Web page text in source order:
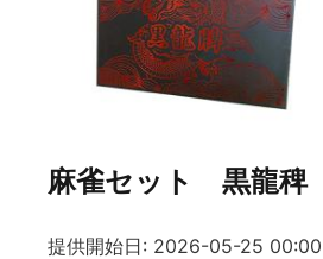
麻雀セット 黒龍稗
提供開始日: 2026-05-25